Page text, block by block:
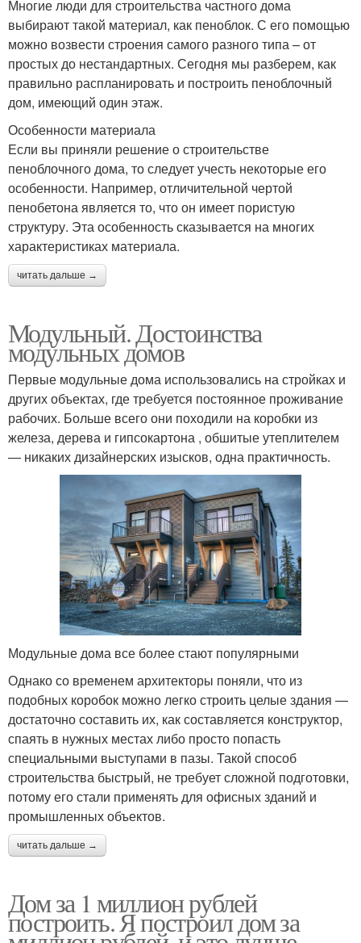
Многие люди для строительства частного дома
выбирают такой материал, как пеноблок. С его помощью
можно возвести строения самого разного типа – от
простых до нестандартных. Сегодня мы разберем, как
правильно распланировать и построить пеноблочный
дом, имеющий один этаж.
Особенности материала
Если вы приняли решение о строительстве
пеноблочного дома, то следует учесть некоторые его
особенности. Например, отличительной чертой
пенобетона является то, что он имеет пористую
структуру. Эта особенность сказывается на многих
характеристиках материала.
читать дальше →
Модульный. Достоинства
модульных домов
Первые модульные дома использовались на стройках и
других объектах, где требуется постоянное проживание
рабочих. Больше всего они походили на коробки из
железа, дерева и гипсокартона , обшитые утеплителем
— никаких дизайнерских изысков, одна практичность.
Модульные дома все более стают популярными
Однако со временем архитекторы поняли, что из
подобных коробок можно легко строить целые здания —
достаточно составить их, как составляется конструктор,
спаять в нужных местах либо просто попасть
специальными выступами в пазы. Такой способ
строительства быстрый, не требует сложной подготовки,
потому его стали применять для офисных зданий и
промышленных объектов.
читать дальше →
Дом за 1 миллион рублей
построить. Я построил дом за